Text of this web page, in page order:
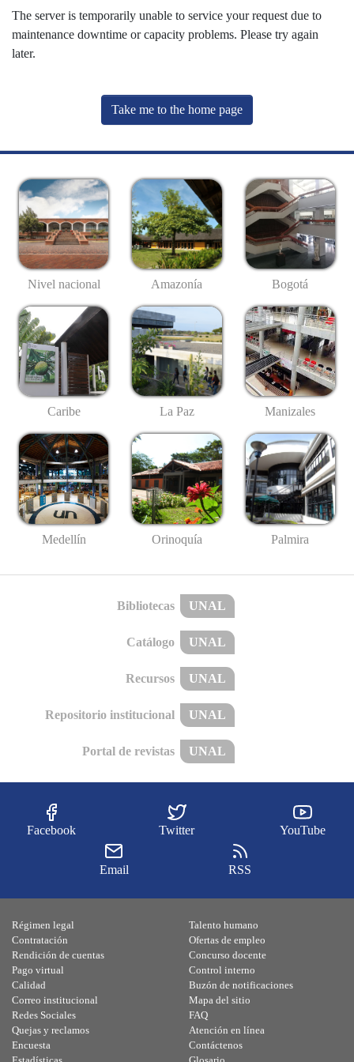
The server is temporarily unable to service your request due to
maintenance downtime or capacity problems. Please try again
later.
Take me to the home page
Nivel nacional Amazonía Bogotá
Caribe La Paz Manizales
Medellín Orinoquía Palmira
Bibliotecas UNAL
Catálogo UNAL
Recursos UNAL
Repositorio institucional UNAL
Portal de revistas UNAL
Facebook Twitter YouTube
Email RSS
Régimen legal
Contratación
Rendición de cuentas
Pago virtual
Calidad
Talento humano
Ofertas de empleo
Concurso docente
Control interno
Buzón de notificaciones
Correo institucional
Redes Sociales
Quejas y reclamos
Encuesta
Mapa del sitio
FAQ
Atención en línea
Contáctenos